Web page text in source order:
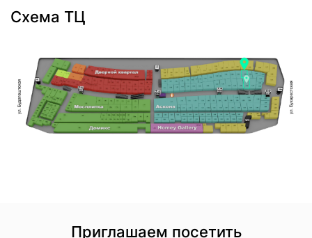
Схема ТЦ
Приглашаем посетить